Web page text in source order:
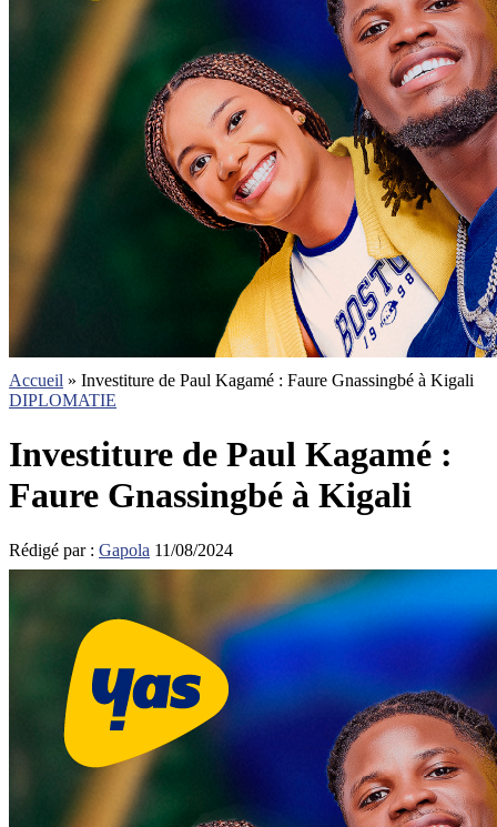
Accueil » Investiture de Paul Kagamé : Faure Gnassingbé à Kigali
DIPLOMATIE
Investiture de Paul Kagamé :
Faure Gnassingbé à Kigali
Rédigé par : Gapola 11/08/2024